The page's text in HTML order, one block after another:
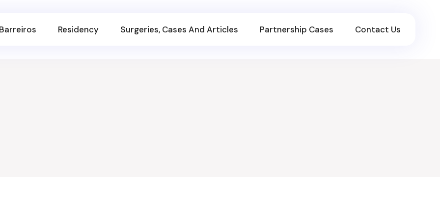
Residency Surgeries, Cases And Articles Partnership Cases Contact Us